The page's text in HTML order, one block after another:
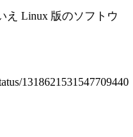
え Linux 版のソフトウ
1318621531547709440